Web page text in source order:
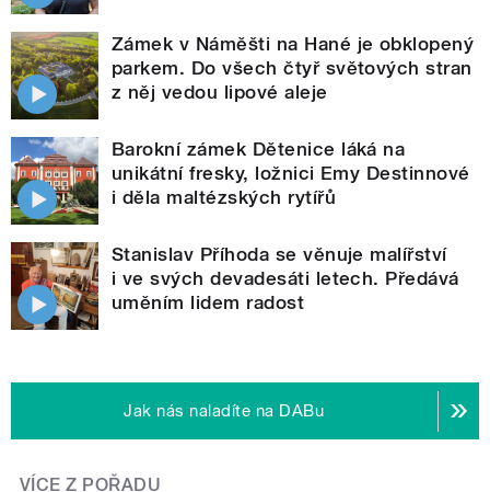
Zámek v Náměšti na Hané je obklopený
parkem. Do všech čtyř světových stran
z něj vedou lipové aleje
Barokní zámek Dětenice láká na
unikátní fresky, ložnici Emy Destinnové
i děla maltézských rytířů
Stanislav Příhoda se věnuje malířství
i ve svých devadesáti letech. Předává
uměním lidem radost
Jak nás naladíte na DABu
VÍCE Z POŘADU